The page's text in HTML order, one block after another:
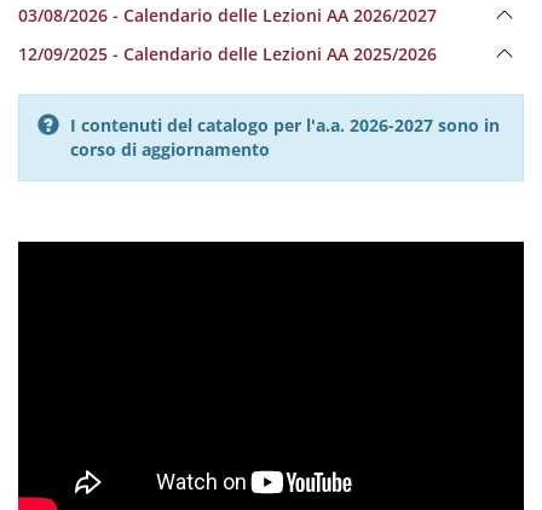
03/08/2026 - Calendario delle Lezioni AA 2026/2027
12/09/2025 - Calendario delle Lezioni AA 2025/2026
I contenuti del catalogo per l'a.a. 2026-2027 sono in
corso di aggiornamento